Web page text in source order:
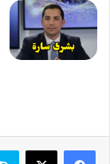
فيسبوك